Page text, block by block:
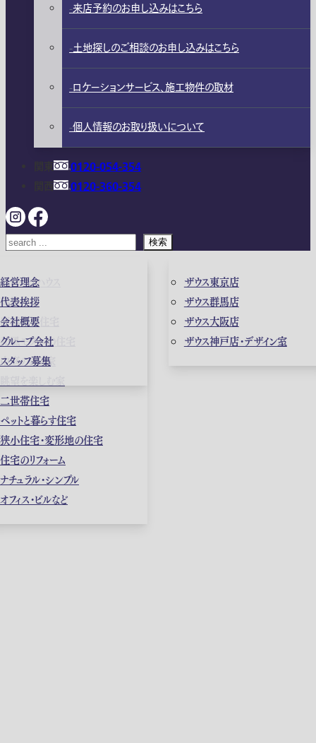
ガレージハウス
高級住宅
店舗併用住宅
和風モダンの住宅
中庭のある家
二世帯住宅
ペットと暮らす住宅
狭小住宅・変形地の住宅
住宅のリフォーム
ナチュラル・シンプル
オフィス・ビルなど
経営理念
代表挨拶
会社概要
グループ会社
スタッフ募集
ザウス東京店
ザウス群馬店
ザウス大阪店
ザウス神戸店・デザイン室
来店予約のお申し込みはこちら
土地探しのご相談のお申し込みはこちら
ロケーションサービス、施工物件の取材
個人情報のお取り扱いについて
0120-054-354
0120-360-354
検索